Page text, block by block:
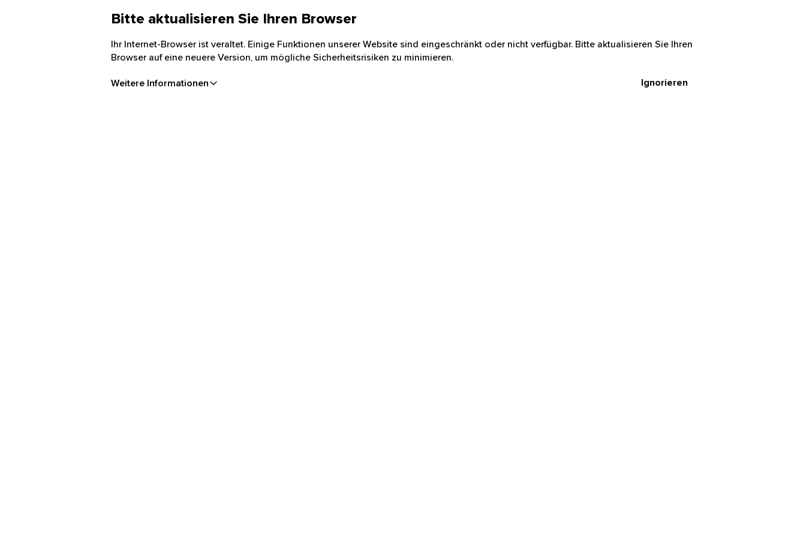
Bitte aktualisieren Sie Ihren Browser
Ihr Internet-Browser ist veraltet. Einige Funktionen unserer Website sind eingeschränkt oder nicht verfügbar. Bitte aktualisieren Sie Ihren
Browser auf eine neuere Version, um mögliche Sicherheitsrisiken zu minimieren.
Weitere Informationen Ignorieren